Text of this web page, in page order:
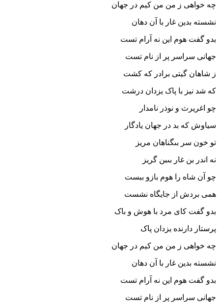
چه خواهى ز من من کیم در جهان
نشسته بدین غار با آن دهان‏
بدو گفت هوم این نه آرام تست
جهانى سراسر پر از نام تست‏
ز شاهان گیتى برادر که کشت
که شد نیز با پاک یزدان درشت‏
چو اغریرث و نوذر نامدار
سیاوش که بد در جهان یادگار
تو خون سر بى‏گناهان مریز
نه اندر بن غار بى‏بن گریز
چو آن شاه را هوم بازو ببست
همى بردش از جایگاه نشست‏
بدو گفت کاى مرد با هوش و باک
پرستار دارنده یزدان پاک‏
چه خواهى ز من من کیم در جهان
نشسته بدین غار با آن دهان‏
بدو گفت هوم این نه آرام تست
جهانى سراسر پر از نام تست‏